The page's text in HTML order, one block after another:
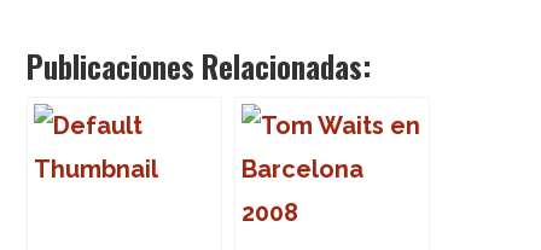
Publicaciones Relacionadas: